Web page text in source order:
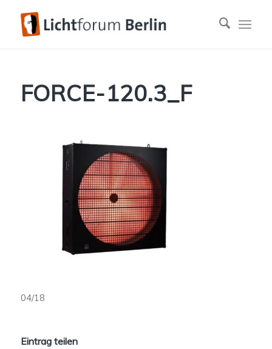
FORCE-120.3_F
04/18
Eintrag teilen